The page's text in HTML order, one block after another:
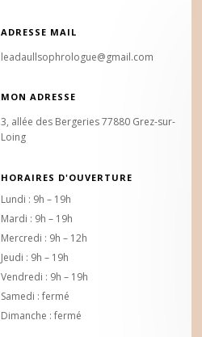
ADRESSE MAIL
leadaullsophrologue@gmail.com
MON ADRESSE
3, allée des Bergeries 77880 Grez-sur-
Loing
HORAIRES D'OUVERTURE
Lundi : 9h – 19h
Mardi : 9h – 19h
Mercredi : 9h – 12h
Jeudi : 9h – 19h
Vendredi : 9h – 19h
Samedi : fermé
Dimanche : fermé